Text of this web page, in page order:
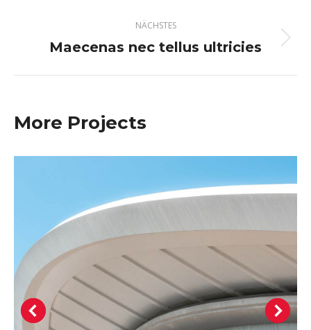
NÄCHSTES
Next
Maecenas nec tellus ultricies
More Projects